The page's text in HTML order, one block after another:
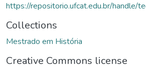
https://repositorio.ufcat.edu.br/handle/
Collections
Mestrado em História
Creative Commons license